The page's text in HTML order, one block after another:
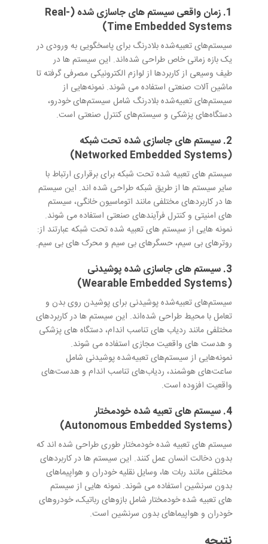
1. زمان واقعی سیستم های جاسازی شده (Real-
Time Embedded Systems)
سیستم‌های تعبیه‌شده بلادرنگ برای پاسخگویی به ورودی در
یک بازه زمانی خاص طراحی شده‌اند. این سیستم ها در
طیف وسیعی از کاربردها از لوازم الکترونیکی مصرفی گرفته تا
ماشین آلات صنعتی استفاده می شوند. نمونه‌هایی از
سیستم‌های تعبیه‌شده بلادرنگ شامل سیستم‌های خودرو،
دستگاه‌های پزشکی و سیستم‌های کنترل صنعتی است.
2. سیستم های جاسازی شده تحت شبکه
(Networked Embedded Systems)
سیستم های تعبیه شده تحت شبکه برای برقراری ارتباط با
سایر سیستم ها از طریق شبکه طراحی شده اند. این سیستم
ها در کاربردهای مختلفی مانند اتوماسیون خانگی، سیستم
های امنیتی و کنترل فرآیندهای صنعتی استفاده می شوند.
نمونه هایی از سیستم های تعبیه شده تحت شبکه عبارتند از:
روترهای بی سیم، حسگرهای بی سیم و محرک های بی سیم.
3. سیستم های جاسازی شده پوشیدنی
(Wearable Embedded Systems)
سیستم‌های تعبیه‌شده پوشیدنی برای پوشیدن روی بدن و
تعامل با محیط طراحی شده‌اند. این سیستم ها در کاربردهای
مختلفی مانند ردیاب های تناسب اندام، دستگاه های پزشکی
و هدست های واقعیت مجازی استفاده می شوند.
نمونه‌هایی از سیستم‌های تعبیه‌شده پوشیدنی شامل
ساعت‌های هوشمند، ردیاب‌های تناسب اندام و هدست‌های
واقعیت افزوده است.
4. سیستم های تعبیه شده خودمختار
(Autonomous Embedded Systems)
سیستم های تعبیه شده خودمختار طوری طراحی شده اند که
بدون دخالت انسان عمل کنند. این سیستم ها در کاربردهای
مختلفی مانند ربات ها، وسایل نقلیه خودران و هواپیماهای
بدون سرنشین استفاده می شوند. نمونه هایی از سیستم
های تعبیه شده خودمختار شامل بازوهای رباتیک، خودروهای
خودران و هواپیماهای بدون سرنشین است.